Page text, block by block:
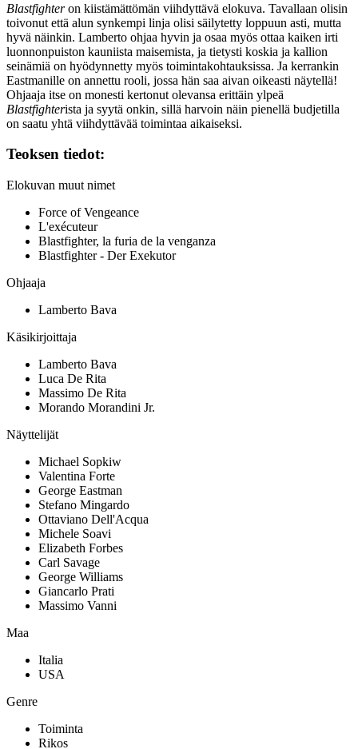
Blastfighteron kiistämättömän viihdyttävä elokuva. Tavallaan olisin
toivonut että alun synkempi linja olisi säilytetty loppuun asti, mutta
hyvä näinkin. Lamberto ohjaa hyvin ja osaa myös ottaa kaiken irti
luonnonpuiston kauniista maisemista, ja tietysti koskia ja kallion
seinämiä on hyödynnetty myös toimintakohtauksissa. Ja kerrankin
Eastmanille on annettu rooli, jossa hän saa aivan oikeasti näytellä!
Ohjaaja itse on monesti kertonut olevansa erittäin ylpeä
Blastfighterista ja syytä onkin, sillä harvoin näin pienellä budjetilla
on saatu yhtä viihdyttävää toimintaa aikaiseksi.
Teoksen tiedot:
Elokuvan muut nimet
Force of Vengeance
L'exécuteur
Blastfighter, la furia de la venganza
Blastfighter - Der Exekutor
Ohjaaja
Lamberto Bava
Käsikirjoittaja
Lamberto Bava
Luca De Rita
Massimo De Rita
Morando Morandini Jr.
Näyttelijät
Michael Sopkiw
Valentina Forte
George Eastman
Stefano Mingardo
Ottaviano Dell'Acqua
Michele Soavi
Elizabeth Forbes
Carl Savage
George Williams
Giancarlo Prati
Massimo Vanni
Maa
Italia
USA
Genre
Toiminta
Rikos